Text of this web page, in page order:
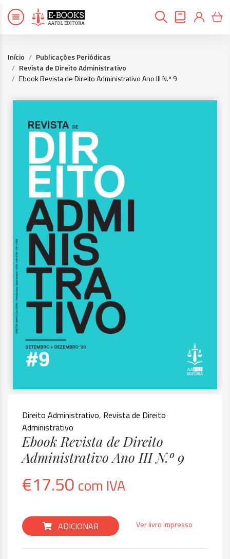
Início
Publicações Periódicas
Revista de Direito Administrativo
Ebook Revista de Direito Administrativo Ano III N.º 9
Direito Administrativo, Revista de Direito
Administrativo
Ebook Revista de Direito
Administrativo Ano III N.º 9
€17.50 com IVA
ADICIONAR Ver livro impresso